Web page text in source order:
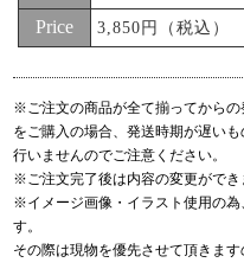
Price 3,850円（税込）
※ご注文の商品が全て揃ってから
をご購入の場合、発送時期が遅い
行いませんのでご注意ください。
※ご注文完了後は内容の変更ができ
※イメージ画像・イラスト使用の為
す。
その際は現物を優先させて頂きます